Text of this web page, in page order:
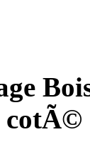
cotÃ©